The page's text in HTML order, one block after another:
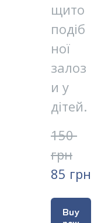
щито
подіб
ної
залоз
и у
дітей.
150
грн
85 грн
Buy